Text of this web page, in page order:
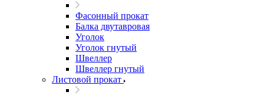
Фасонный прокат
Балка двутавровая
Уголок
Уголок гнутый
Швеллер
Швеллер гнутый
Листовой прокат